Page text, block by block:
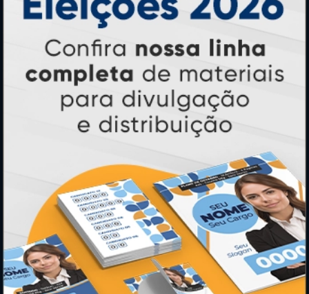
PAGUE COM
** Pagamentos a prazo poderão ter acréscimo.
*** Nota fiscal sujeita a emissão de acordo com prestador de
serviço, conforme legislação pertinente.
PARTICIPE